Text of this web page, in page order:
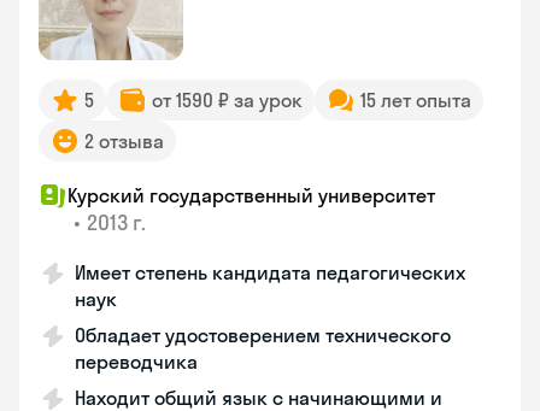
5 от 1590 ₽ за урок
15 лет опыта
2 отзыва
Курский государственный университет
• 2013 г.
Имеет степень кандидата педагогических
наук
Обладает удостоверением технического
переводчика
Находит общий язык с начинающими и